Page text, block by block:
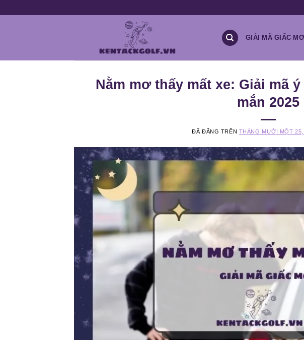
GIẢI MÃ GIẤC MƠ
Nằm mơ thấy mất xe: Giải mã
mắn 2025
ĐÃ ĐĂNG TRÊN THÁNG MƯỜI MỘT